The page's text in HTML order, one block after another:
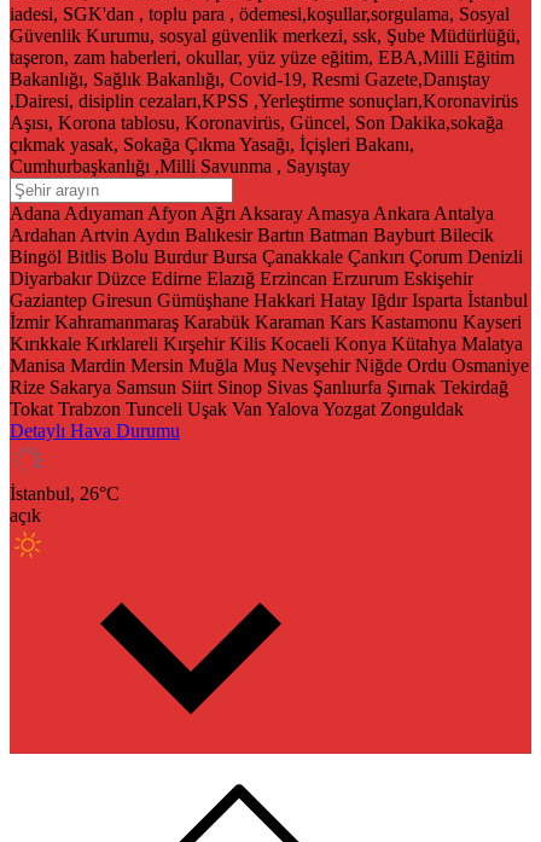
iadesi, SGK'dan , toplu para , ödemesi,koşullar,sorgulama, Sosyal
Güvenlik Kurumu, sosyal güvenlik merkezi, ssk, Şube Müdürlüğü,
taşeron, zam haberleri, okullar, yüz yüze eğitim, EBA,Milli Eğitim
Bakanlığı, Sağlık Bakanlığı, Covid-19, Resmi Gazete,Danıştay
,Dairesi, disiplin cezaları,KPSS ,Yerleştirme sonuçları,Koronavirüs
Aşısı, Korona tablosu, Koronavirüs, Güncel, Son Dakika,sokağa
çıkmak yasak, Sokağa Çıkma Yasağı, İçişleri Bakanı,
Cumhurbaşkanlığı ,Milli Savunma , Sayıştay
Adana Adıyaman Afyon Ağrı Aksaray Amasya Ankara Antalya
Ardahan Artvin Aydın Balıkesir Bartın Batman Bayburt Bilecik
Bingöl Bitlis Bolu Burdur Bursa Çanakkale Çankırı Çorum Denizli
Diyarbakır Düzce Edirne Elazığ Erzincan Erzurum Eskişehir
Gaziantep Giresun Gümüşhane Hakkari Hatay Iğdır Isparta İstanbul
İzmir Kahramanmaraş Karabük Karaman Kars Kastamonu Kayseri
Kırıkkale Kırklareli Kırşehir Kilis Kocaeli Konya Kütahya Malatya
Manisa Mardin Mersin Muğla Muş Nevşehir Niğde Ordu Osmaniye
Rize Sakarya Samsun Siirt Sinop Sivas Şanlıurfa Şırnak Tekirdağ
Tokat Trabzon Tunceli Uşak Van Yalova Yozgat Zonguldak
Detaylı Hava Durumu
İstanbul, 26°C
açık